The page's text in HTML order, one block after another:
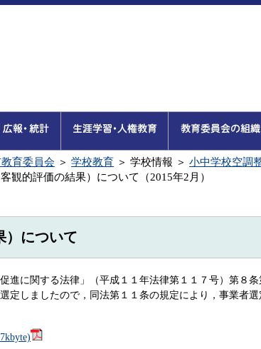
育委員会 ＞ 学校教育 ＞ 学校情報 ＞ 小中学校空調
観的評価の結果）について（2015年2月）
）について
に関する法律」（平成１１年法律第１１７号）第８
定しましたので，同法第１１条の規定により，事業者